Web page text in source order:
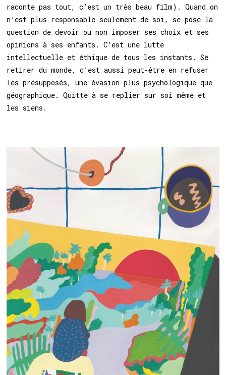
raconte pas tout, c’est un très beau film). Quand on
n’est plus responsable seulement de soi, se pose la
question de devoir ou non imposer ses choix et ses
opinions à ses enfants. C’est une lutte
intellectuelle et éthique de tous les instants. Se
retirer du monde, c’est aussi peut-être en refuser
les présupposés, une évasion plus psychologique que
géographique. Quitte à se replier sur soi même et
les siens.